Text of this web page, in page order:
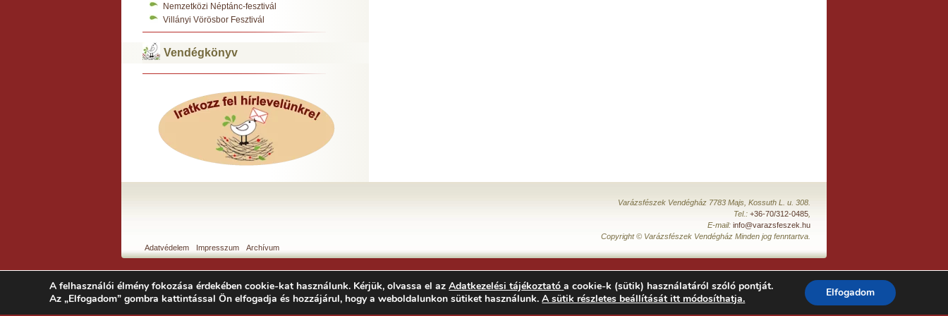
Nemzetközi Néptánc-fesztivál
Villányi Vörösbor Fesztivál
Vendégkönyv
Varázsfészek Vendégház 7783 Majs, Kossuth L. u. 308.
Tel.: +36-70/312-0485
E-mail: info@varazsfeszek.hu
Copyright © Varázsfészek Vendégház Minden jog fenntartva.
Adatvédelem
Impresszum Archívum
A felhasználói élmény fokozása érdekében cookie-kat használunk. Kérjük, olvassa el azAdatkezelési tájékoztató a cookie-k (sütik) használatáról szóló pontját.
Az „Elfogadom” gombra kattintással Ön elfogadja és hozzájárul, hogy a weboldalunkon sütiket használunk.A sütik részletes beállítását itt módosíthatja. Elfogadom